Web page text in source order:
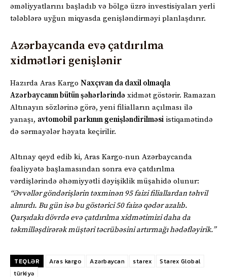
əməliyyatlarını başladıb və bölgə üzrə investisiyaları yerli
tələblərə uyğun miqyasda genişləndirməyi planlaşdırır.
Azərbaycanda evə çatdırılma
xidmətləri genişlənir
Hazırda Aras Kargo Naxçıvan da daxil olmaqla
Azərbaycanın bütün şəhərlərində xidmət göstərir. Ramazan
Altınayın sözlərinə görə, yeni filialların açılması ilə
yanaşı, avtomobil parkının genişləndirilməsi istiqamətində
də sərmayələr həyata keçirilir.
Altınay qeyd edib ki, Aras Kargo-nun Azərbaycanda
fəaliyyətə başlamasından sonra evə çatdırılma
vərdişlərində əhəmiyyətli dəyişiklik müşahidə olunur:
“Əvvəllər göndərişlərin təxminən 95 faizi filiallardan təhvil
alınırdı. Bu gün isə bu göstərici 50 faizə qədər azalıb.
Qarşıdakı dövrdə evə çatdırılma xidmətimizi daha da
təkmilləşdirərək müştəri təcrübəsini artırmağı hədəfləyirik.”
TEQLƏR Aras kargo Azərbaycan starex
Starex Global
türkiyə